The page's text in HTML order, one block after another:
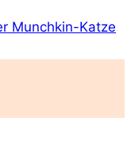
Munchkin-Katze